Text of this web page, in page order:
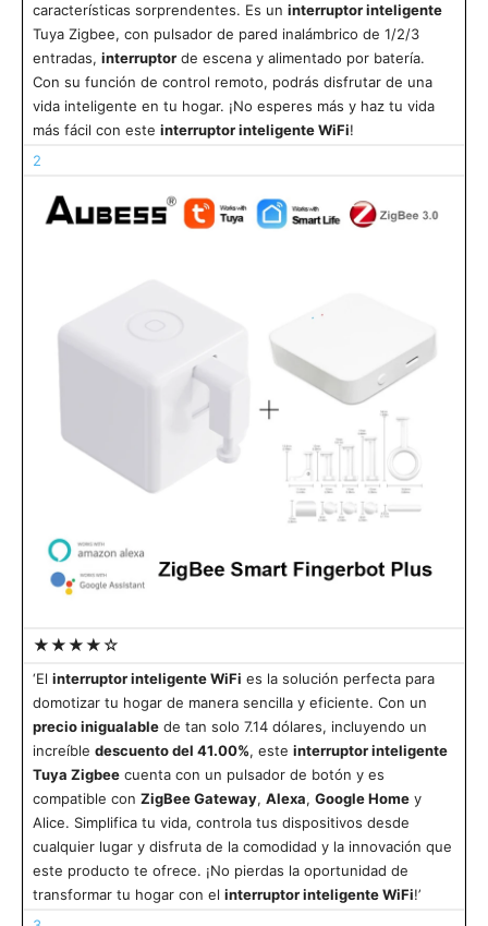
características sorprendentes. Es un interruptor inteligente
Tuya Zigbee, con pulsador de pared inalámbrico de 1/2/3
entradas, interruptor de escena y alimentado por batería.
Con su función de control remoto, podrás disfrutar de una
vida inteligente en tu hogar. ¡No esperes más y haz tu vida
más fácil con este interruptor inteligente WiFi!
2
★★★★☆
‘El interruptor inteligente WiFi es la solución perfecta para
domotizar tu hogar de manera sencilla y eficiente. Con un
precio inigualable de tan solo 7.14 dólares, incluyendo un
increíble descuento del 41.00%, este interruptor inteligente
Tuya Zigbee cuenta con un pulsador de botón y es
compatible con ZigBee Gateway, Alexa, Google Home y
Alice. Simplifica tu vida, controla tus dispositivos desde
cualquier lugar y disfruta de la comodidad y la innovación que
este producto te ofrece. ¡No pierdas la oportunidad de
transformar tu hogar con el interruptor inteligente WiFi!’